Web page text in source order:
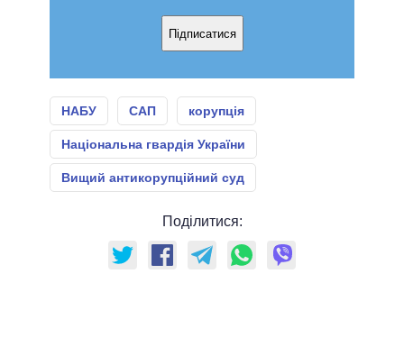
Підписатися
НАБУ САП корупція
Національна гвардія України
Вищий антикорупційний суд
Поділитися: